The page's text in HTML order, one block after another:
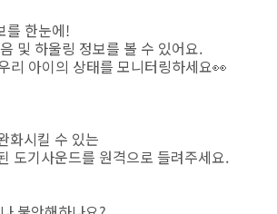
를 한눈에!
및 하울링 정보를 볼 수 있어요.
리 아이의 상태를 모니터링하세요👀
화시킬 수 있는
도기사운드를 원격으로 들려주세요.